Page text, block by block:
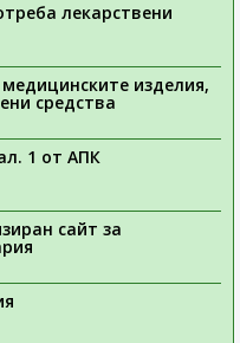
лекарствени
изделия,
средства
1 от АПК
сайт за